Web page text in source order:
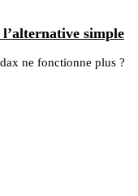
simple
ne fonctionne plus ?